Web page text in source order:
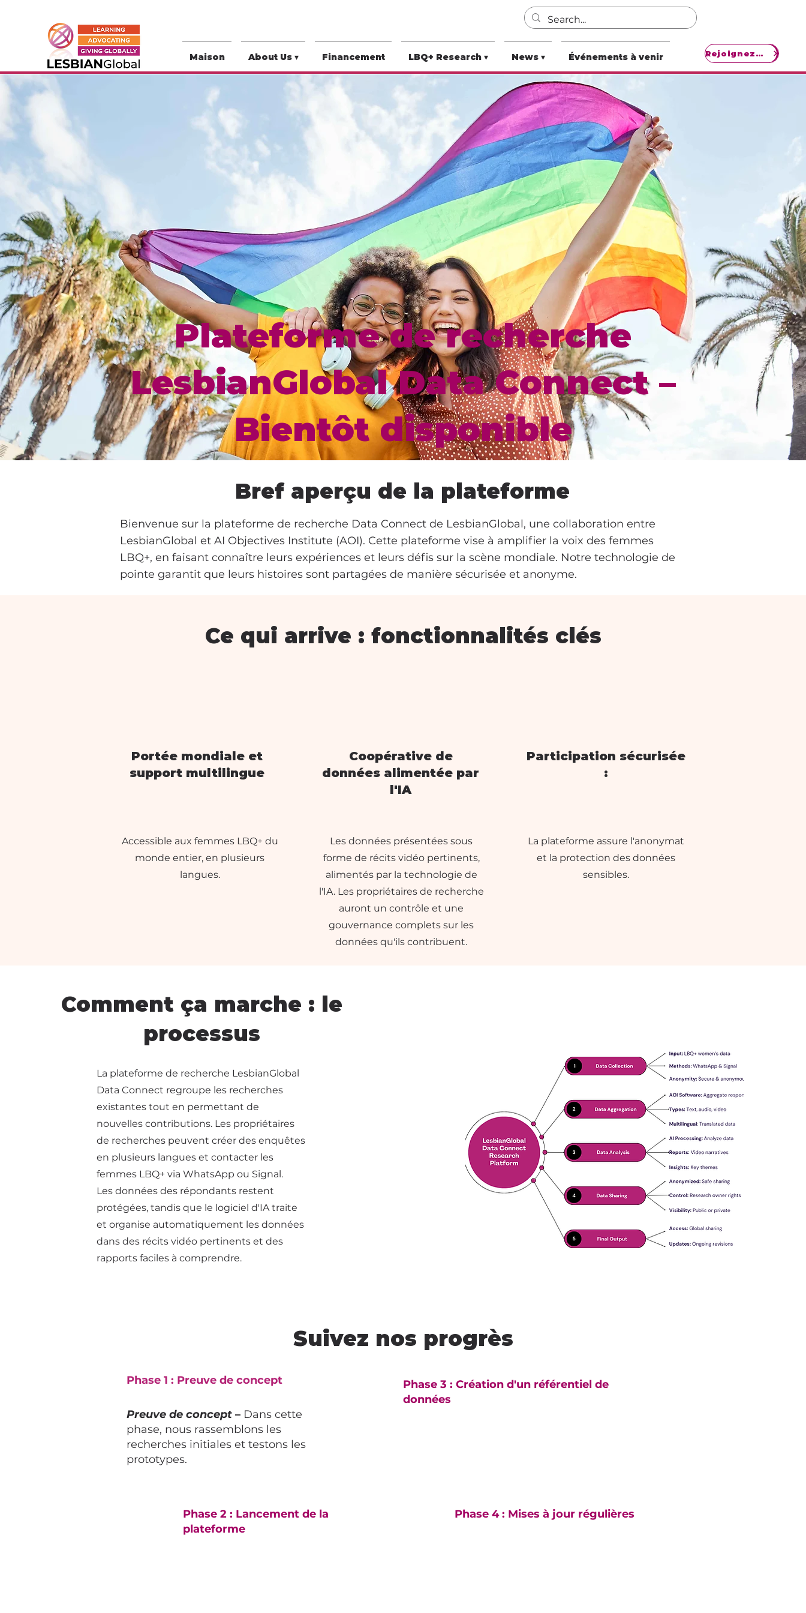
Maison About Us ▾ Financement LBQ+ Research ▾ News ▾ Événements à venir Rejoignez notre mouvement
Plateforme de recherche
LesbianGlobal Data Connect –
Bientôt disponible
Bref aperçu de la plateforme
Bienvenue sur la plateforme de recherche Data Connect de LesbianGlobal, une collaboration entre
LesbianGlobal et AI Objectives Institute (AOI). Cette plateforme vise à amplifier la voix des femmes
LBQ+, en faisant connaître leurs expériences et leurs défis sur la scène mondiale. Notre technologie de
pointe garantit que leurs histoires sont partagées de manière sécurisée et anonyme.
Ce qui arrive : fonctionnalités clés
Portée mondiale et
support multilingue
Accessible aux femmes LBQ+ du
monde entier, en plusieurs
langues.
Coopérative de
données alimentée par
l'IA
Les données présentées sous
forme de récits vidéo pertinents,
alimentés par la technologie de
l'IA. Les propriétaires de recherche
auront un contrôle et une
gouvernance complets sur les
données qu'ils contribuent.
Participation sécurisée
:
La plateforme assure l'anonymat
et la protection des données
sensibles.
Comment ça marche : le
processus
La plateforme de recherche LesbianGlobal
Data Connect regroupe les recherches
existantes tout en permettant de
nouvelles contributions. Les propriétaires
de recherches peuvent créer des enquêtes
en plusieurs langues et contacter les
femmes LBQ+ via WhatsApp ou Signal.
Les données des répondants restent
protégées, tandis que le logiciel d'IA traite
et organise automatiquement les données
dans des récits vidéo pertinents et des
rapports faciles à comprendre.
Suivez nos progrès
Phase 1 : Preuve de concept
Preuve de concept – Dans cette
phase, nous rassemblons les
recherches initiales et testons les
prototypes.
Phase 2 : Lancement de la
plateforme
Phase 3 : Création d'un référentiel de
données
Phase 4 : Mises à jour régulières